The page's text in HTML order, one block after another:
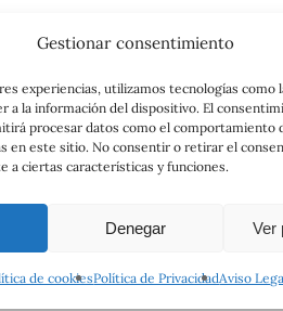
Gestionar consentimiento
experiencias, utilizamos tecnologías como
a la información del dispositivo. El
procesar datos como el comportamiento
en este sitio. No consentir o retirar el
a ciertas características y funciones.
Denegar Ver
de cookiesPolítica de PrivacidadAviso